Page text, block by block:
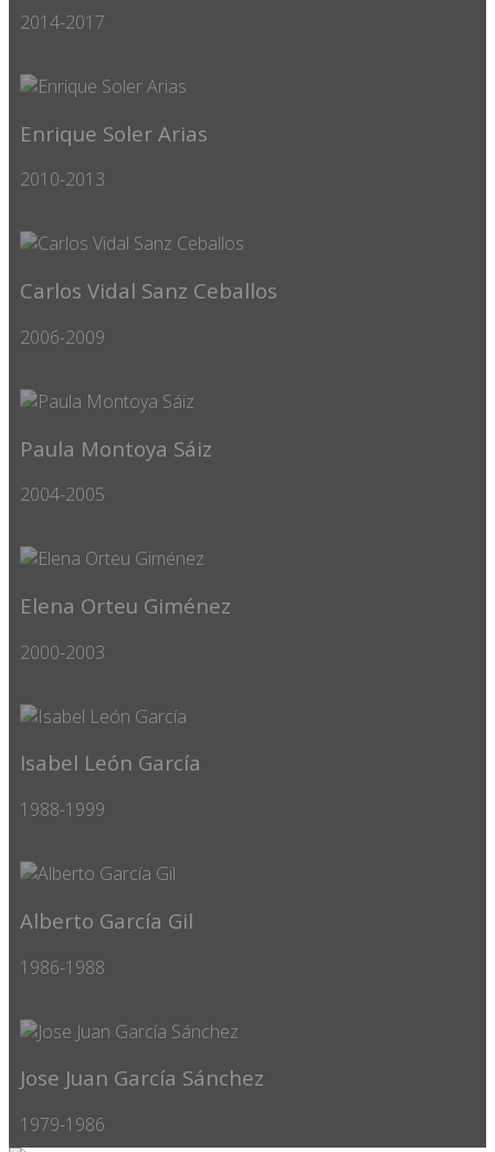
2014-2017
Enrique Soler Arias
2010-2013
Carlos Vidal Sanz Ceballos
2006-2009
Paula Montoya Sáiz
2004-2005
Elena Orteu Giménez
2000-2003
Isabel León García
1988-1999
Alberto García Gil
1986-1988
Jose Juan García Sánchez
1979-1986